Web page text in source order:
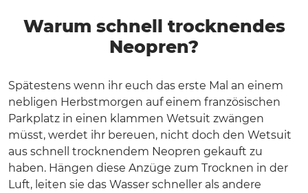
Warum schnell trocknendes
Neopren?
Spätestens wenn ihr euch das erste Mal an einem
nebligen Herbstmorgen auf einem französischen
Parkplatz in einen klammen Wetsuit zwängen
müsst, werdet ihr bereuen, nicht doch den Wetsuit
aus schnell trocknendem Neopren gekauft zu
haben. Hängen diese Anzüge zum Trocknen in der
Luft, leiten sie das Wasser schneller als andere